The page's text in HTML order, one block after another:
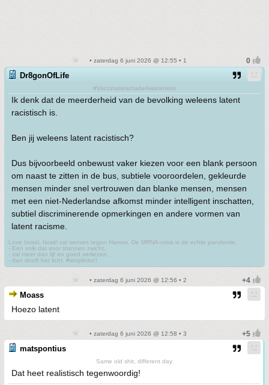
• zaterdag 6 juni 2026 @ 12:55 • 1
Dr8gonOfLife
#VaccinatieschadeAwareness
Ik denk dat de meerderheid van de bevolking weleens latent
racistisch is.
Ben jij weleens latent racistisch?
Dus bijvoorbeeld onbewust vaker kiezen voor een blank persoon
om naast te zitten in de bus, subtiele vooroordelen, gekleurde
mensen minder snel vertrouwen dan blanke mensen, mensen
met een niet-Nederlandse afkomst minder intelligent inschatten,
subtiel discriminerende opmerkingen en andere vormen van
latent racisme.
Love Israël, Israël zal winnen tegen Hamas. De MRNA-crisis is de echte pandemie.
- Een volk dat voor tirannen zwicht,
- zal meer dan lijf en goed verliezen,
- dan dooft het licht. #stoplinks!!
• zaterdag 6 juni 2026 @ 12:56 • 2
Moass
Hoezo latent
• zaterdag 6 juni 2026 @ 12:58 • 3
matspontius
Same old shit, different day
Dat heet realistisch tegenwoordig!